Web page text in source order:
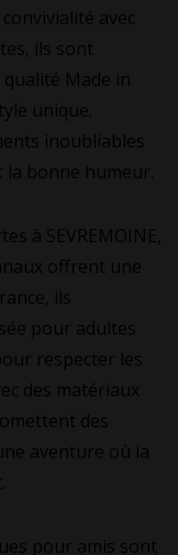
avec
ils sont
Made in
unique.
inoubliables
la bonne humeur.
à SEVREMOINE,
offrent une
ils
pour adultes
respecter les
des matériaux
des
aventure où la
pour amis sont